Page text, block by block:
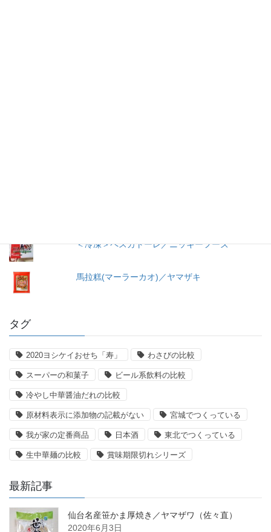
＜冷凍＞ペスカトーレ／ニッキーフーズ
馬拉糕(マーラーカオ)／ヤマザキ
タグ
2020ヨシケイおせち「寿」 わさびの比較
スーパーの和菓子 ビール系飲料の比較
冷やし中華醤油だれの比較
原材料表示に添加物の記載がない 宮城でつくっている
我が家の定番商品 日本酒 東北でつくっている
生中華麺の比較 賞味期限切れシリーズ
最新記事
仙台名産笹かま厚焼き／ヤマザワ（佐々直）
2020年6月3日